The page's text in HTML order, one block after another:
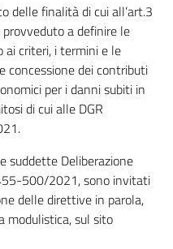
delle finalità di cui all’art.3
a definire le
ai criteri, i termini e le
concessione dei contributi
per i danni subiti in
di cui alle DGR
suddette Deliberazione
500/2021, sono invitati
delle direttive in parola,
modulistica, sul sito